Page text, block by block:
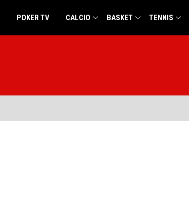
POKER TV CALCIO BASKET TENNIS